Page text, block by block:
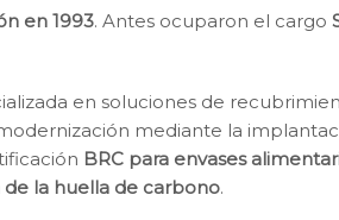
en 1993. Antes ocuparon el cargo
en soluciones de
mediante la
BRC para envases
la huella de carbono.